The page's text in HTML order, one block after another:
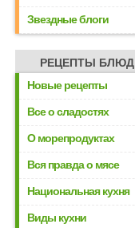
Звездные блоги
РЕЦЕПТЫ БЛЮД
Новые рецепты
Все о сладостях
О морепродуктах
Вся правда о мясе
Национальная кухня
Виды кухни